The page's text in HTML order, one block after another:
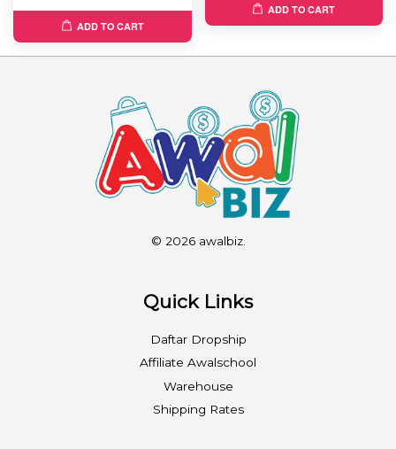
ADD TO CART
ADD TO CART
© 2026 awalbiz.
Quick Links
Daftar Dropship
Affiliate Awalschool
Warehouse
Shipping Rates